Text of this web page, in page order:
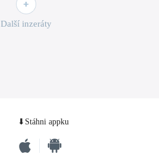
Další inzeráty
⬇Stáhni appku